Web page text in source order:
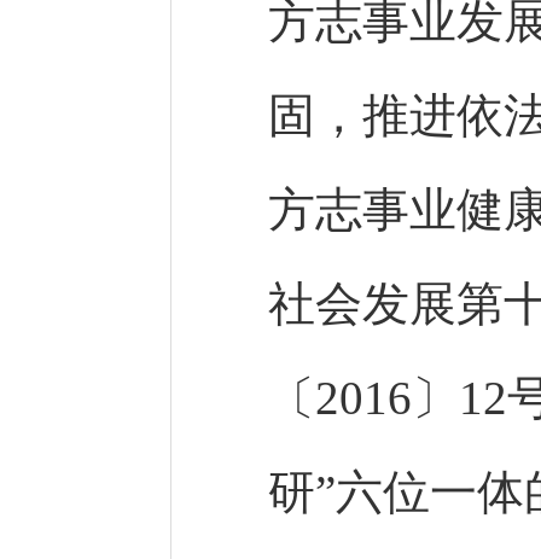
方志事业发
固，推进依
方志事业健
社会发展第
〔2016〕
研”六位一